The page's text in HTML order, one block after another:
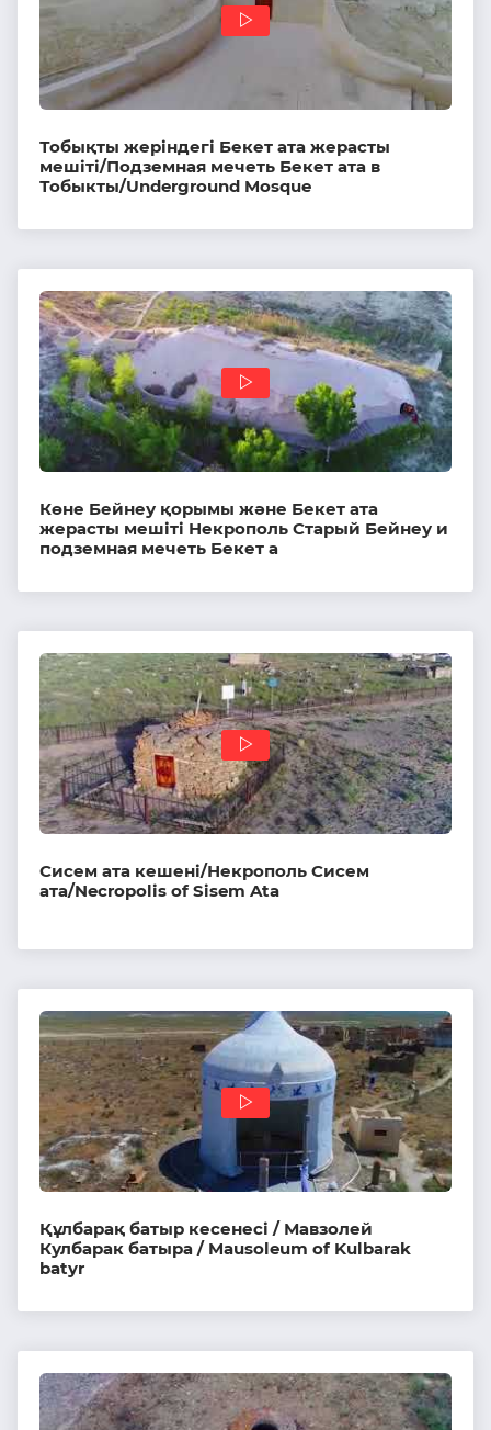
Тобықты жеріндегі Бекет ата жерасты
мешіті/Подземная мечеть Бекет ата в
Тобыкты/Underground Mosque
Көне Бейнеу қорымы және Бекет ата
жерасты мешіті Некрополь Старый Бейнеу и
подземная мечеть Бекет а
Сисем ата кешені/Некрополь Сисем
ата/Necropolis of Sisem Ata
Құлбарақ батыр кесенесі / Мавзолей
Кулбарак батыра / Mausoleum of Kulbarak
batyr